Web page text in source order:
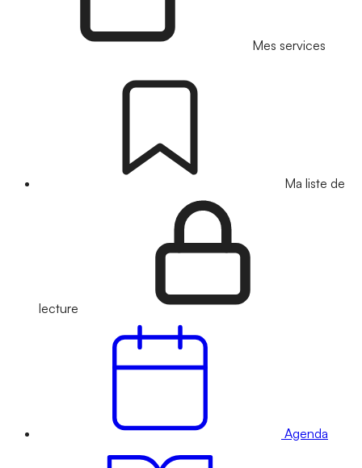
Mes services
Ma liste de
lecture
Agenda